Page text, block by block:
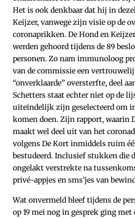
Het is ook denkbaar dat hij in
Keijzer, vanwege zijn visie op de
coronaprikken. De Hond en
werden gehoord tijdens de 89
personen. Zo nam immunoloog
van de commissie een
“onverklaarde” oversterfte, deel
Schetters staat echter niet op de
uiteindelijk zijn geselecteerd om
komen doen. Zijn rapport, waarin
maakt wel deel uit van het
volgens De Kort inmiddels ruim
bestudeerd. Inclusief stukken die
ongelakt verstrekte na
privé-appjes en sms’jes van
Wat onvermeld bleef tijdens de
op 19 mei nog in gesprek ging